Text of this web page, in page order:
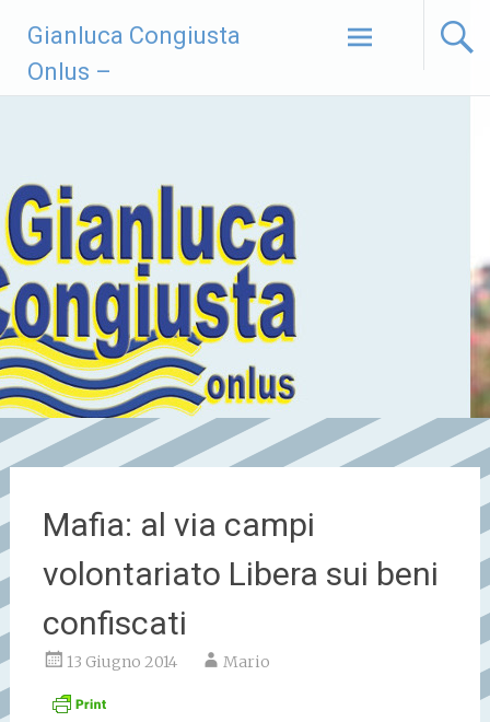
contenuto
Gianluca Congiusta
Onlus –
Mafia: al via campi
volontariato Libera sui beni
confiscati
13 Giugno 2014 Mario